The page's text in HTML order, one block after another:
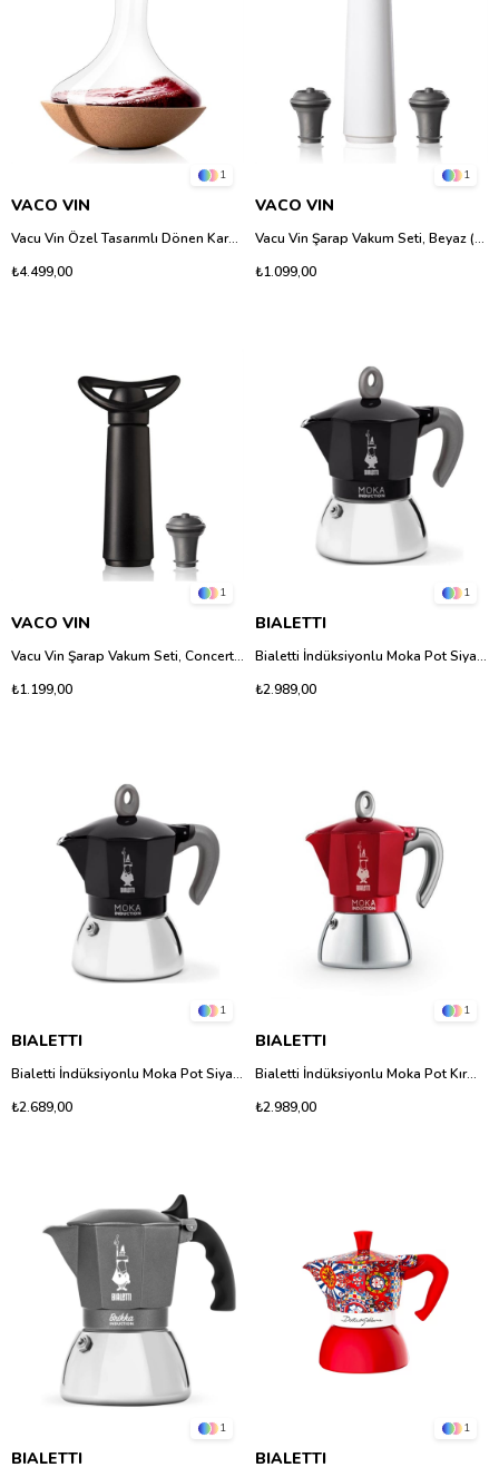
1
VACO VIN
Vacu Vin Özel Tasarımlı Dönen Karaf, Kutulu
₺4.499,00
1
VACO VIN
Vacu Vin Şarap Vakum Seti, Beyaz (1 Pompa, 2 Şarap Tıpası), Kutulu
₺1.099,00
1
VACO VIN
Vacu Vin Şarap Vakum Seti, Concerto Siyah (1 Pompa, 1 Tıpa), Kutulu
₺1.199,00
1
BIALETTI
Bialetti İndüksiyonlu Moka Pot Siyah 4 Fincan - Paslanmaz Çelik & Alüminyum
₺2.989,00
1
BIALETTI
Bialetti İndüksiyonlu Moka Pot Siyah 2 Fincan - Paslanmaz Çelik & Alüminyum
₺2.689,00
1
BIALETTI
Bialetti İndüksiyonlu Moka Pot Kırmızı 4 Fincan - Paslanmaz Çelik & Alüminyum
₺2.989,00
1
BIALETTI
1
BIALETTI